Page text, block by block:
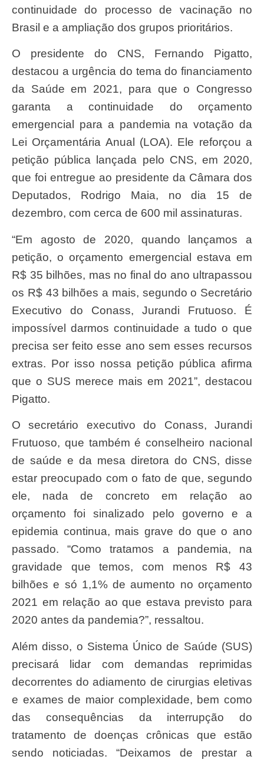
continuidade do processo de vacinação no
Brasil e a ampliação dos grupos prioritários.
O presidente do CNS, Fernando Pigatto,
destacou a urgência do tema do financiamento
da Saúde em 2021, para que o Congresso
garanta a continuidade do orçamento
emergencial para a pandemia na votação da
Lei Orçamentária Anual (LOA). Ele reforçou a
petição pública lançada pelo CNS, em 2020,
que foi entregue ao presidente da Câmara dos
Deputados, Rodrigo Maia, no dia 15 de
dezembro, com cerca de 600 mil assinaturas.
“Em agosto de 2020, quando lançamos a
petição, o orçamento emergencial estava em
R$ 35 bilhões, mas no final do ano ultrapassou
os R$ 43 bilhões a mais, segundo o Secretário
Executivo do Conass, Jurandi Frutuoso. É
impossível darmos continuidade a tudo o que
precisa ser feito esse ano sem esses recursos
extras. Por isso nossa petição pública afirma
que o SUS merece mais em 2021”, destacou
Pigatto.
O secretário executivo do Conass, Jurandi
Frutuoso, que também é conselheiro nacional
de saúde e da mesa diretora do CNS, disse
estar preocupado com o fato de que, segundo
ele, nada de concreto em relação ao
orçamento foi sinalizado pelo governo e a
epidemia continua, mais grave do que o ano
passado. “Como tratamos a pandemia, na
gravidade que temos, com menos R$ 43
bilhões e só 1,1% de aumento no orçamento
2021 em relação ao que estava previsto para
2020 antes da pandemia?”, ressaltou.
Além disso, o Sistema Único de Saúde (SUS)
precisará lidar com demandas reprimidas
decorrentes do adiamento de cirurgias eletivas
e exames de maior complexidade, bem como
das consequências da interrupção do
tratamento de doenças crônicas que estão
sendo noticiadas. “Deixamos de prestar a